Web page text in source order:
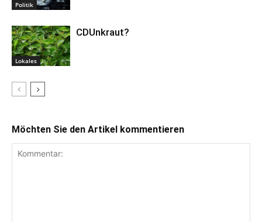
Politik
Lokales
CDUnkraut?
Möchten Sie den Artikel kommentieren